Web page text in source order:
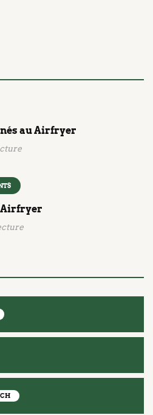
au Airfryer
Airfryer